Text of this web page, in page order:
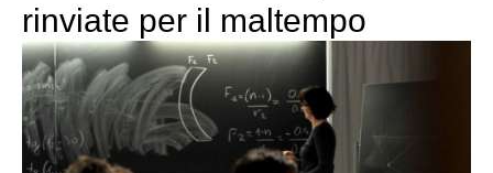
rinviate per il maltempo